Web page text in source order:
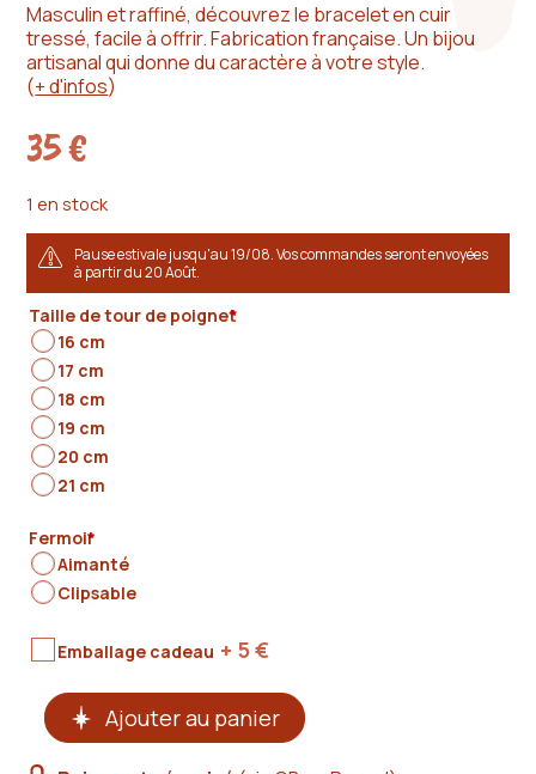
basé sur
notations
client
Masculin et raffiné, découvrez le bracelet en cuir
tressé, facile à offrir. Fabrication française. Un bijou
artisanal qui donne du caractère à votre style.
(+ d'infos)
35€
1 en stock
Pause estivale jusqu'au 19/08. Vos commandes seront envoyées
à partir du 20 Août.
Taille de tour de poignet
*
16 cm
17 cm
18 cm
19 cm
20 cm
21 cm
Fermoir
*
Aimanté
Clipsable
Emballage cadeau + 5€
quantité
de
Bracelet
homme
Ajouter au panier